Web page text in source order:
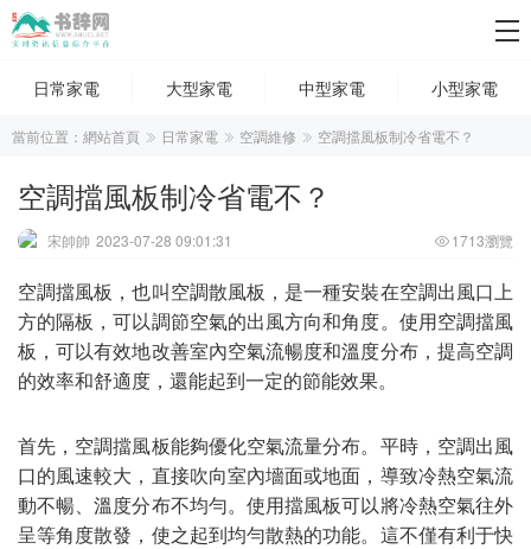
日常家電 大型家電 中型家電 小型家電
當前位置： 網站首頁 日常家電 空調維修 空調擋風板制冷省電不？
空調擋風板制冷省電不？
宋帥帥 2023-07-28 09:01:31 1713瀏覽
空調擋風板，也叫空調散風板，是一種安裝在空調出風口上
方的隔板，可以調節空氣的出風方向和角度。使用空調擋風
板，可以有效地改善室內空氣流暢度和溫度分布，提高空調
的效率和舒適度，還能起到一定的節能效果。
首先，空調擋風板能夠優化空氣流量分布。平時，空調出風
口的風速較大，直接吹向室內墻面或地面，導致冷熱空氣流
動不暢、溫度分布不均勻。使用擋風板可以將冷熱空氣往外
呈等角度散發，使之起到均勻散熱的功能。這不僅有利于快